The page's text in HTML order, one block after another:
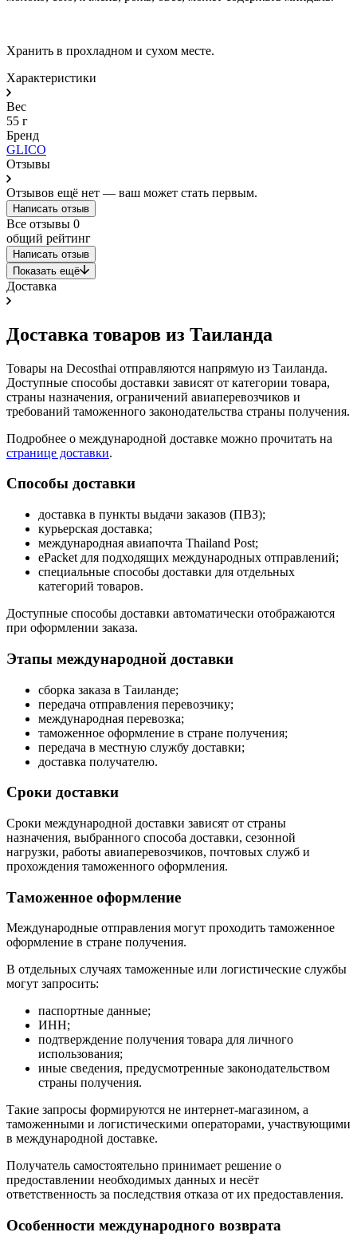
Хранить в прохладном и сухом месте.
Характеристики
Вес
55 г
Бренд
GLICO
Отзывы
Отзывов ещё нет — ваш может стать первым.
Написать отзыв
Все отзывы 0
общий рейтинг
Написать отзыв
Показать ещё
Доставка
Доставка товаров из Таиланда
Товары на Decosthai отправляются напрямую из Таиланда.
Доступные способы доставки зависят от категории товара,
страны назначения, ограничений авиаперевозчиков и
требований таможенного законодательства страны получения.
Подробнее о международной доставке можно прочитать на
странице доставки.
Способы доставки
доставка в пункты выдачи заказов (ПВЗ);
курьерская доставка;
международная авиапочта Thailand Post;
ePacket для подходящих международных отправлений;
специальные способы доставки для отдельных
категорий товаров.
Доступные способы доставки автоматически отображаются
при оформлении заказа.
Этапы международной доставки
сборка заказа в Таиланде;
передача отправления перевозчику;
международная перевозка;
таможенное оформление в стране получения;
передача в местную службу доставки;
доставка получателю.
Сроки доставки
Сроки международной доставки зависят от страны
назначения, выбранного способа доставки, сезонной
нагрузки, работы авиаперевозчиков, почтовых служб и
прохождения таможенного оформления.
Таможенное оформление
Международные отправления могут проходить таможенное
оформление в стране получения.
В отдельных случаях таможенные или логистические службы
могут запросить:
паспортные данные;
ИНН;
подтверждение получения товара для личного
использования;
иные сведения, предусмотренные законодательством
страны получения.
Такие запросы формируются не интернет-магазином, а
таможенными и логистическими операторами, участвующими
в международной доставке.
Получатель самостоятельно принимает решение о
предоставлении необходимых данных и несёт
ответственность за последствия отказа от их предоставления.
Особенности международного возврата